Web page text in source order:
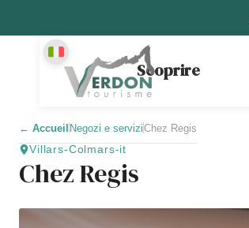
Scoprire
← Accueil Negozi e serviziChez Regis
Villars-Colmars-it
Chez Regis